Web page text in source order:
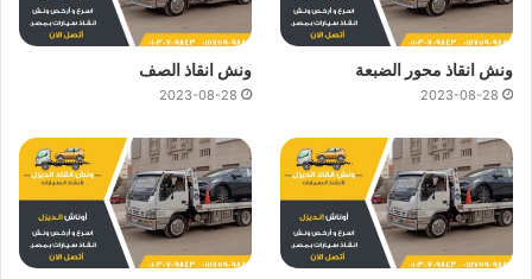
ونش انقاذ محور الضبعة
2023-08-28
ونش انقاذ الصف
2023-08-28